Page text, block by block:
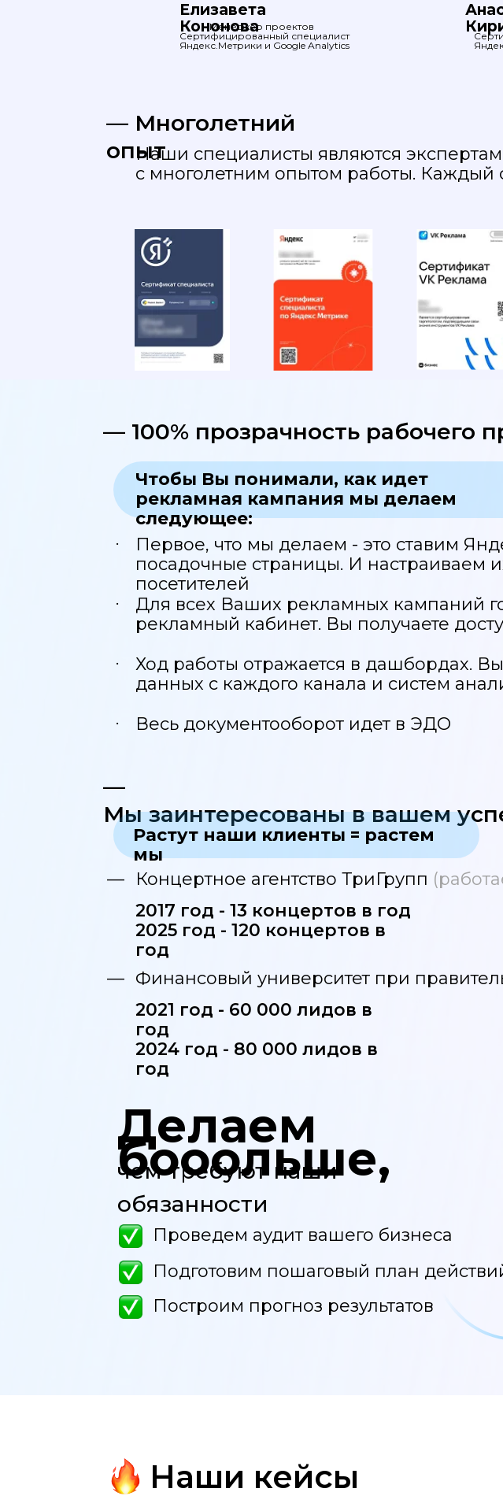
Менеджер проектов
Сертифицированный специалист
Яндекс.Метрики и Google Analytics
Елизавета
Кононова
— Многолетний
опытНаши специалисты являются
с многолетним опытом работы. Каждый
— 100% прозрачность рабочего
—
Мы заинтересованы в вашем
Чтобы Вы понимали, как идет
рекламная кампания мы делаем
следующее:
Растут наши клиенты = растем
мы
Первое, что мы делаем - это ставим
посадочные страницы. И настраиваем
посетителей
Концертное агентство ТриГрупп
Финансовый университет при
2017 год - 13 концертов в год
2025 год - 120 концертов в
год
2021 год - 60 000 лидов в
год
2024 год - 80 000 лидов в
год
Для всех Ваших рекламных кампаний
рекламный кабинет. Вы получаете
Ход работы отражается в дашбордах.
данных с каждого канала и систем
Весь документооборот идет в ЭДО
.
—
—
.
.
.
Делаем
бооольше,
чем требуют наши
обязанности
Построим прогноз результатов
Проведем аудит вашего бизнеса
Подготовим пошаговый план
Наши кейсы